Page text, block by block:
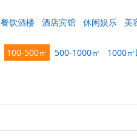
餐饮酒楼 酒店宾馆 休闲娱乐 美
100-500㎡ 500-1000㎡ 1000